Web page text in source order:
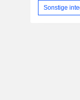
Sonstige